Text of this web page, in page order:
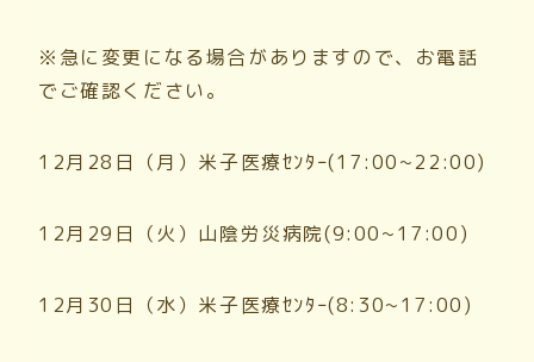
※急に変更になる場合がありますので、お電話
でご確認ください。
12月28日（月）米子医療ｾﾝﾀｰ(17:00~22:00)
12月29日（火）山陰労災病院(9:00~17:00)
12月30日（水）米子医療ｾﾝﾀｰ(8:30~17:00)